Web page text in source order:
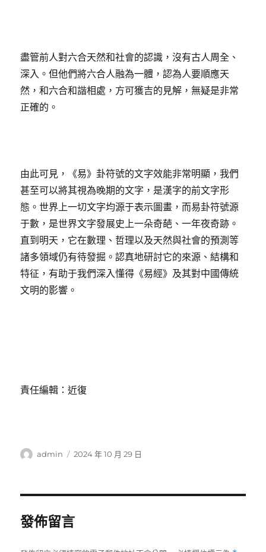
盡管前人對六合天然和社會的認識，沒有古人周全、
深入。但他們將六合人融為一體，認為人要順應天
然，和六合和諧相處，方可獲吉的見解，無疑是非常
正確的。
由此可見，《易》卦符號的文字效能非常明顯，我們
甚至可以將其視為晚期的文字，是漢字的前文字形
態。世界上一切文字均源于表示圖畫，而易卦符號源
于數，是世界文字發展史上一朵奇葩、一年夜奇跡。
直到明天，它在數理、哲理以及天然與社會的預測等
諸多領域仍有待發掘。認真地研討它的來源、結構和
特征，有助于我們深入懂得《易經》及其對中國傳統
文明的影響。
責任編輯：近復
作
admin
發
2024 年 10 月 29 日
發佈留言